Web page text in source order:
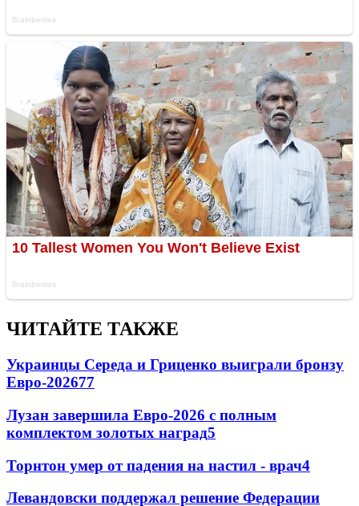
ЧИТАЙТЕ ТАКЖЕ
Украинцы Середа и Гриценко выиграли бронзу
Евро-202677
Лузан завершила Евро-2026 с полным
комплектом золотых наград5
Торнтон умер от падения на настил - врач4
Левандовски поддержал решение Федерации